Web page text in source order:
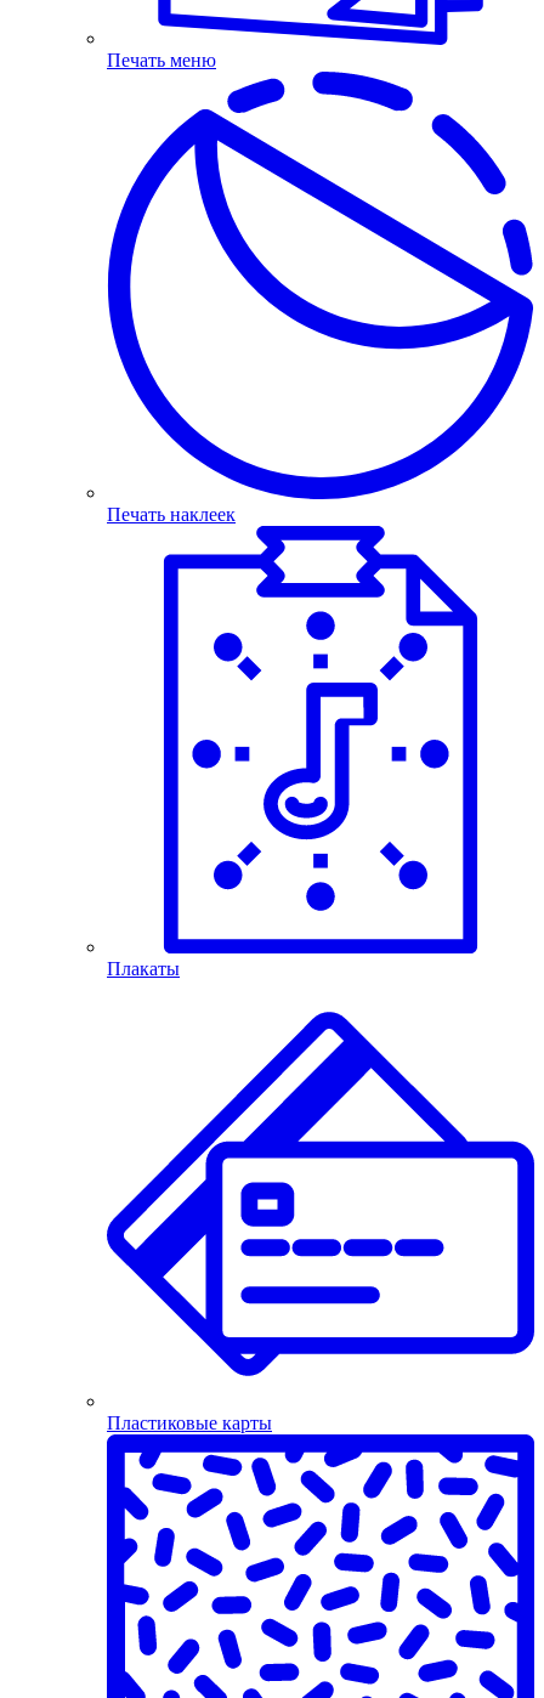
Печать меню
Печать наклеек
Плакаты
Пластиковые карты